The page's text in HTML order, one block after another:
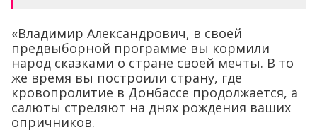
«Владимир Александрович, в своей
предвыборной программе вы кормили
народ сказками о стране своей мечты. В то
же время вы построили страну, где
кровопролитие в Донбассе продолжается, а
салюты стреляют на днях рождения ваших
опричников.